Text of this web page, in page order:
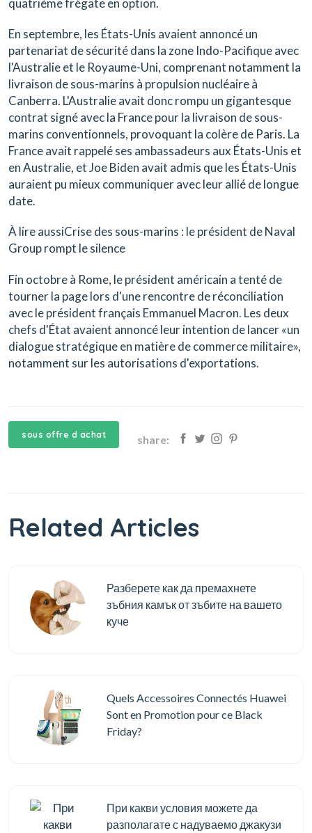
En septembre, les États-Unis avaient annoncé un
partenariat de sécurité dans la zone Indo-Pacifique avec
l'Australie et le Royaume-Uni, comprenant notamment la
livraison de sous-marins à propulsion nucléaire à
Canberra. L'Australie avait donc rompu un gigantesque
contrat signé avec la France pour la livraison de sous-
marins conventionnels, provoquant la colère de Paris. La
France avait rappelé ses ambassadeurs aux États-Unis et
en Australie, et Joe Biden avait admis que les États-Unis
auraient pu mieux communiquer avec leur allié de longue
date.
À lire aussiCrise des sous-marins : le président de Naval
Group rompt le silence
Fin octobre à Rome, le président américain a tenté de
tourner la page lors d'une rencontre de réconciliation
avec le président français Emmanuel Macron. Les deux
chefs d'État avaient annoncé leur intention de lancer «un
dialogue stratégique en matière de commerce militaire»,
notamment sur les autorisations d'exportations.
sous offre d achat share:
Related Articles
Разберете как да премахнете
зъбния камък от зъбите на вашето
куче
Quels Accessoires Connectés Huawei
Sont en Promotion pour ce Black
Friday?
При какви условия можете да
разполагате с надуваемо джакузи